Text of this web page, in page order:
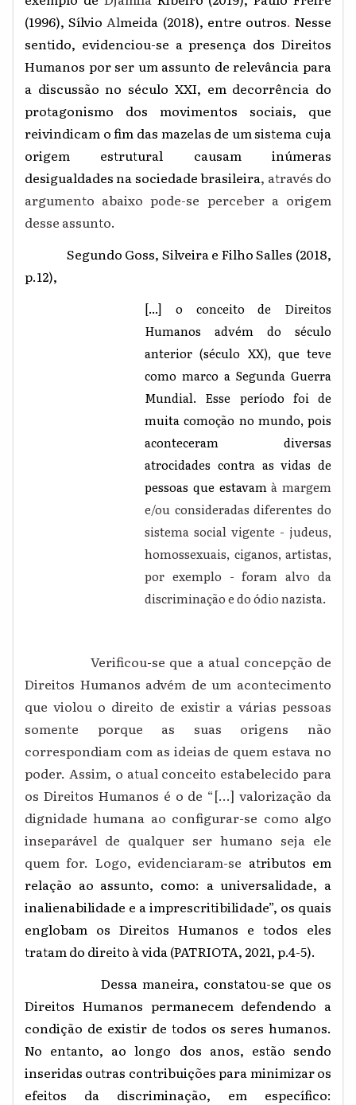
(1996), SílvioAlmeida (2018), entre outros.Nesse
sentido, evidenciou-se a presença dos Direitos
Humanos por ser um assunto de relevância para
a discussão no século XXI, em decorrência do
protagonismo dos movimentos sociais, que
reivindicam o fim das mazelas de um sistema cuja
origem estrutural causam inúmeras
desigualdades na sociedade brasileira, através do
argumento abaixo pode-se perceber a origem
desse assunto.
Segundo Goss, Silveira e Filho Salles (2018,
p.12),
[...] o conceito de Direitos
Humanos advém do século
anterior (século XX), que teve
como marco a Segunda Guerra
Mundial. Esse período foi de
muita comoção no mundo, pois
aconteceram diversas
atrocidades contra as vidas de
pessoas que estavamà margem
e/ou consideradas diferentes do
sistema social vigente - judeus,
homossexuais, ciganos, artistas,
por exemplo - foram alvo da
discriminação e do ódio nazista.
Verificou-se que a atual concepção de
Direitos Humanos advém de um acontecimento
que violou o direito de existir a várias pessoas
somente porque as suas origens não
correspondiam com as ideias de quem estava no
poder. Assim, o atual conceito estabelecido para
os Direitos Humanos é o de “[...] valorização da
dignidade humana ao configurar-se como algo
inseparável de qualquer ser humano seja ele
quem for. Logo, evidenciaram-se atributos em
relação ao assunto, como: a universalidade, a
inalienabilidade e a imprescritibilidade”, os quais
englobam os Direitos Humanos e todos eles
tratam do direito à vida (PATRIOTA, 2021, p.4-5).
Dessa maneira, constatou-se que os
Direitos Humanos permanecem defendendo a
condição de existir de todos os seres humanos.
No entanto, ao longo dos anos, estão sendo
inseridas outras contribuições para minimizar os
efeitos da discriminação, em específico: